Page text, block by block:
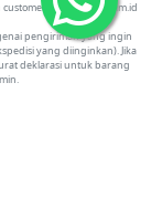
service Indoexim.id
pengiriman yang ingin
yang diinginkan). Jika
deklarasi untuk barang